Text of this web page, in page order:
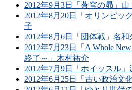
2012年9月3日「蒼穹の昴」山
2012年8月20日「オリンピッ
子
2012年8月6日「団体戦」名和
2012年7月23日「A Whole
終了～」木村祐介
2012年7月9日「ホイッスル
2012年6月25日「古い政治文